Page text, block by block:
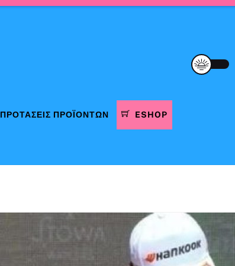
ΠΡΟΤΆΣΕΙΣ ΠΡΟΪΌΝΤΩΝ ESHOP